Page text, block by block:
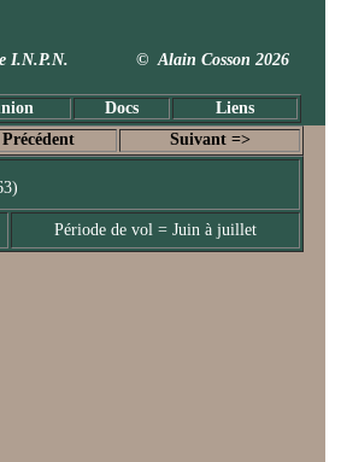
de I.N.P.N. © Alain Cosson 2026
Docs Liens
Suivant =>
Période de vol = Juin à juillet